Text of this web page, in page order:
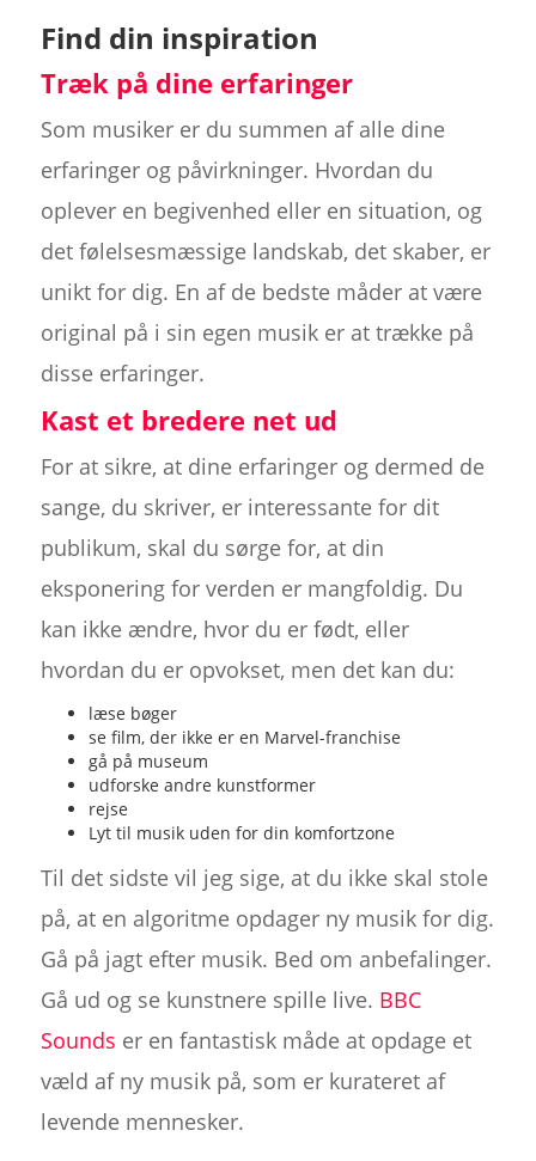
Find din inspiration
Træk på dine erfaringer
Som musiker er du summen af alle dine
erfaringer og påvirkninger. Hvordan du
oplever en begivenhed eller en situation, og
det følelsesmæssige landskab, det skaber, er
unikt for dig. En af de bedste måder at være
original på i sin egen musik er at trække på
disse erfaringer.
Kast et bredere net ud
For at sikre, at dine erfaringer og dermed de
sange, du skriver, er interessante for dit
publikum, skal du sørge for, at din
eksponering for verden er mangfoldig. Du
kan ikke ændre, hvor du er født, eller
hvordan du er opvokset, men det kan du:
læse bøger
se film, der ikke er en Marvel-franchise
gå på museum
udforske andre kunstformer
rejse
Lyt til musik uden for din komfortzone
Til det sidste vil jeg sige, at du ikke skal stole
på, at en algoritme opdager ny musik for dig.
Gå på jagt efter musik. Bed om anbefalinger.
Gå ud og se kunstnere spille live. BBC
Sounds er en fantastisk måde at opdage et
væld af ny musik på, som er kurateret af
levende mennesker.